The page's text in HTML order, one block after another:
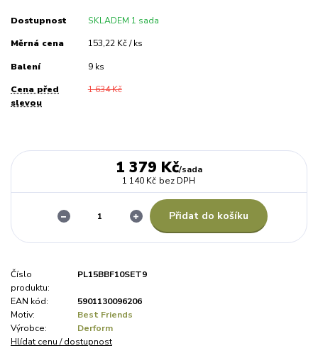
Dostupnost SKLADEM 1 sada
Měrná cena 153,22 Kč / ks
Balení 9 ks
Cena před
slevou
1 634 Kč
1 379 Kč/sada
1 140 Kč bez DPH
Přidat do košíku
Číslo
produktu:
PL15BBF10SET9
EAN kód:
5901130096206
Motiv:
Best Friends
Výrobce:
Derform
Hlídat cenu / dostupnost